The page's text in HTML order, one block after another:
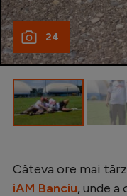
24
Câteva ore mai
iAM Banciu, unde